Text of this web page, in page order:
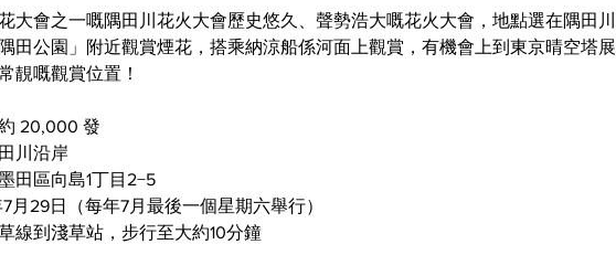
大會之一嘅隅田川花火大會歷史悠久、聲勢浩大嘅花火大會，地點選在隅田川
田公園」附近觀賞煙花，搭乘納涼船係河面上觀賞，有機會上到東京晴空塔展
靚嘅觀賞位置！
20,000 發
川沿岸
田區向島1丁目2−5
月29日（每年7月最後一個星期六舉行）
線到淺草站，步行至大約10分鐘